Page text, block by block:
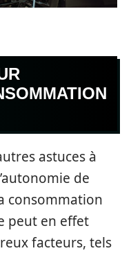
astuces à
de
consommation
peut en effet
facteurs, tels